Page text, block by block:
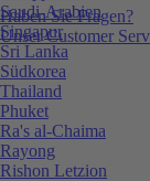
Haben Sie Fragen?
Unser Customer
Saudi-Arabien
Singapur
Sri Lanka
Südkorea
Thailand
Phuket
Ra's al-Chaima
Rayong
Rishon Letzion